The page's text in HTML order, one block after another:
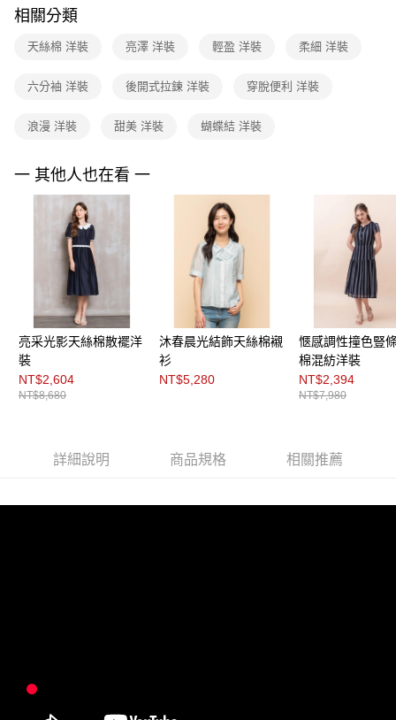
【「AFTEE先享後付」結帳流程】
１．於結帳方式選擇「AFTEE先享後付」後，將跳轉至「AFTEE先享後付」
結帳頁面，進行簡訊認證並確認金額後，即可完成結帳。
ATM／網路銀行／等多元方式進行付款，方視為交易完成。
購買商品的店家。未經商家同意取消之訂單仍視為有效，需透過AFTEE先享
是否繳費成功／繳費後需取消欲退款等相關疑問，請聯繫「AFTEE先享後付
客戶支援中心」https://netprotections.freshdesk.com/support/home
【注意事項】
１．透過由恩沛科技股份有限公司提供之「AFTEE先享後付」服務完成之交
易，需依本服務之必要範圍內提供個人資料，並將交易相關給付款項請求債
權轉讓予恩沛科技股份有限公司。
２．關於個人資料處理事宜，請瀏覽以下網址：
https://aftee.tw/terms/#terms3
３．未成年的使用者請事先徵得法定代理人或監護人之同意方可使用
「AFTEE先享後付」，若未經同意申辦者引起之損失，本公司不負相關責
任。
４．使用「AFTEE先享後付」時，將依據個別帳號之用戶狀況，依本公司即
時審查核予不同之上限額度；若仍有額度不足之情形，本公司將視審查結果
請求用戶進行身份認證。
每筆NT$90，滿NT$3,600(含以上)免運費
付款後7-11取貨
每筆NT$90，滿NT$3,600(含以上)免運費
每筆NT$200，滿NT$8,000(含以上)免運費
付款後門市自取
相關分類
天絲棉 洋裝 亮澤 洋裝 輕盈 洋裝 柔細 洋裝
六分袖 洋裝 後開式拉鍊 洋裝 穿脫便利 洋裝
浪漫 洋裝 甜美 洋裝 蝴蝶結 洋裝
一 其他人也在看 一
亮采光影天絲棉散襬洋
裝
NT$2,604
NT$8,680
沐春晨光結飾天絲棉襯
衫
NT$5,280
愜感調性撞色豎
棉混紡洋裝
NT$2,394
NT$7,980
詳細說明 商品規格 相關推薦